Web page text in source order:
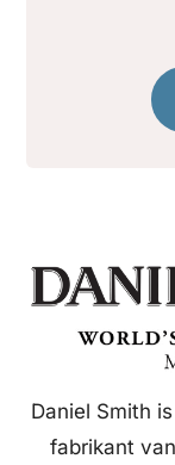
Daniel Smith
fabrikant